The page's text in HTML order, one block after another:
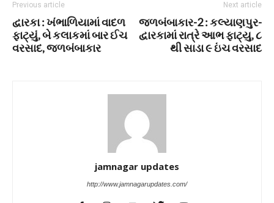
Previous article
દ્વારકા : ખંભાળિયામાં વાદળ
ફાટ્યું, બે કલાકમાં બાર ઈચ
વરસાદ, જળબંબાકાર
Next article
જળબંબાકાર-2 : કલ્યાણપુર-
દ્વારકામાં રાત્રે આભ ફાટ્યુ, ૮
થી સાડા ૯ ઇંચ વરસાદ
jamnagar updates
http://www.jamnagarupdates.com/